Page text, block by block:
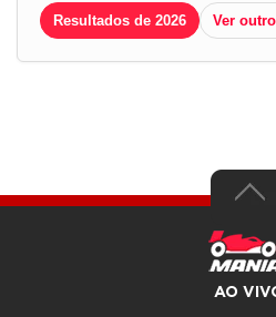
Resultados de 2026 Ver
AO